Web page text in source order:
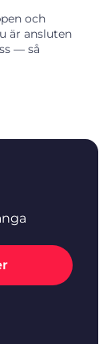
och
är ansluten
— så